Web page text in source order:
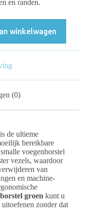
en randen.
winkelwagen
(0)
is de ultieme
bereikbare
voegenborstel
vezels, waardoor
van
en machine-
groen kunt u
zonder dat